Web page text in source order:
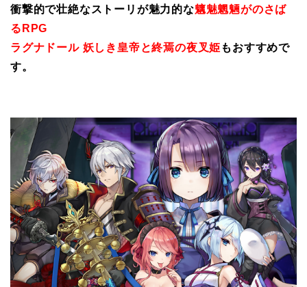
衝撃的で壮絶なストーリが魅力的な魑魅魍魎がのさば
るRPG
ラグナドール 妖しき皇帝と終焉の夜叉姫 もおすすめで
す。